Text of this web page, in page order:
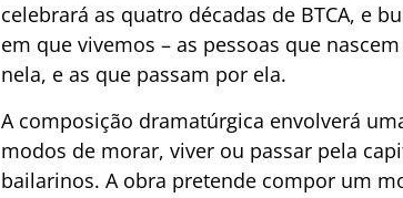
celebrará as quatro décadas de BTCA, e
em que vivemos – as pessoas que
nela, e as que passam por ela.
A composição dramatúrgica envolverá
modos de morar, viver ou passar pela
bailarinos. A obra pretende compor um